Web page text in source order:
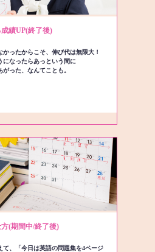
績UP(終了後)
ったからこそ、伸び代は無限大！
になったらあっという間に
った、なんてことも。
(期間中/終了後)
て、「今日は英語の問題集を4ページ